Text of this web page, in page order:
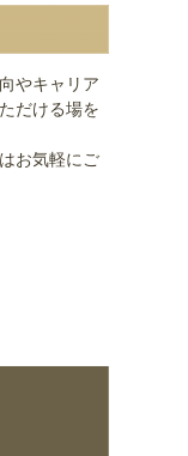
やキャリア
だける場を
お気軽にご